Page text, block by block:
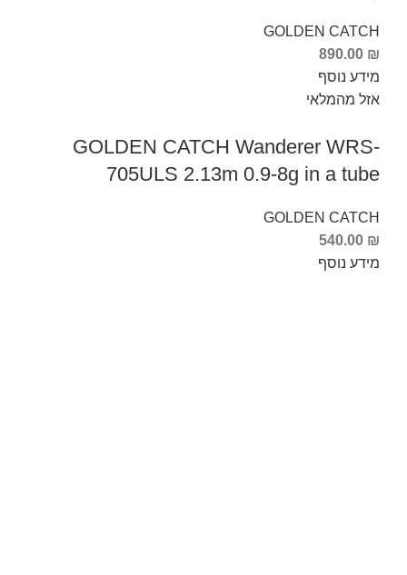
GOLDEN CATCH
890.00 ₪
מידע נוסף
אזל מהמלאי
GOLDEN CATCH Wanderer WRS-
705ULS 2.13m 0.9-8g in a tube
GOLDEN CATCH
540.00 ₪
מידע נוסף